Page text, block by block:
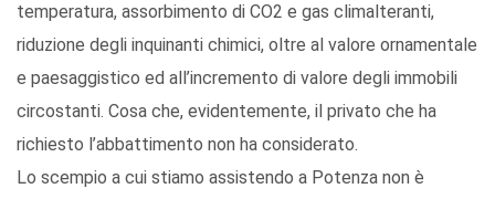
temperatura, assorbimento di CO2 e gas climalteranti,
riduzione degli inquinanti chimici, oltre al valore ornamentale
e paesaggistico ed all’incremento di valore degli immobili
circostanti. Cosa che, evidentemente, il privato che ha
richiesto l’abbattimento non ha considerato.
Lo scempio a cui stiamo assistendo a Potenza non è